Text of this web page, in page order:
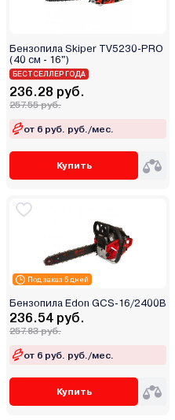
Бензопила Skiper TV5230-PRO
(40 см - 16")
БЕСТСЕЛЛЕР ГОДА
236.28 руб.
257.55 руб.
от 6 руб. руб./мес.
Купить
Под заказ 5 дней
Бензопила Edon GCS-16/2400B
236.54 руб.
257.83 руб.
от 6 руб. руб./мес.
Купить